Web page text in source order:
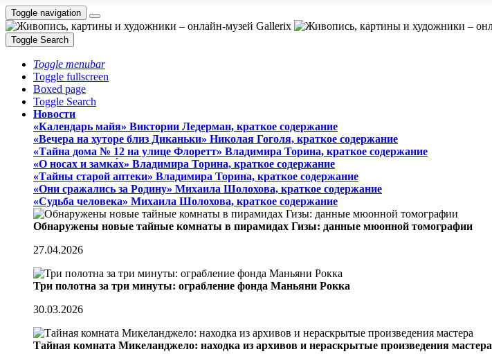
Toggle navigation
Toggle Search
Toggle menubar
Toggle fullscreen
Boxed page
Toggle Search
Новости
«Календарь майя» Виктории Ледерман, краткое содержание
«Вечера на хуторе близ Диканьки» Николая Гоголя, краткое содержание
«Тайна дома № 12 на улице Флоретт» Владимира Торина, краткое содержание
«О носах и замка́х» Владимира Торина, краткое содержание
«Тайны старой аптеки» Владимира Торина, краткое содержание
«Они сражались за Родину» Михаила Шолохова, краткое содержание
«Судьба человека» Михаила Шолохова, краткое содержание
Обнаружены новые тайные комнаты в пирамидах Гизы: данные мюонной томографии
27.04.2026
Три полотна за три минуты: ограбление фонда Маньяни Рокка
30.03.2026
Тайная комната Микеланджело: находка из архивов и нераскрытые произведения мастера